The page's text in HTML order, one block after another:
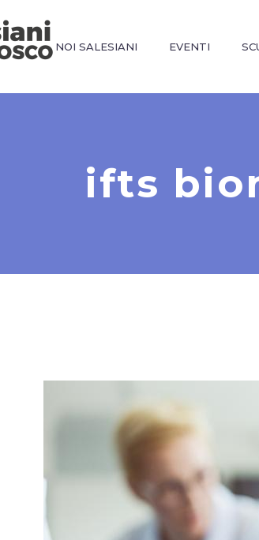
NOI SALESIANI EVENTI
ifts